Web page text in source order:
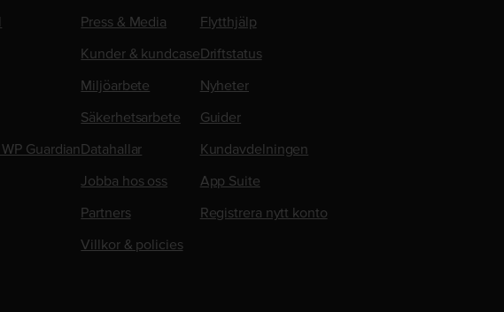
Guardian
Press & Media
Kunder & kundcase
Miljöarbete
Säkerhetsarbete
Datahallar
Jobba hos oss
Partners
Villkor & policies
Flytthjälp
Driftstatus
Nyheter
Guider
Kundavdelningen
App Suite
Registrera nytt konto